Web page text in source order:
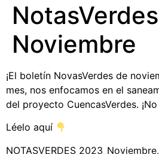
NotasVerdes
Noviembre
¡El boletín NovasVerdes de
mes, nos enfocamos en el
del proyecto CuencasVerdes.
Léelo aquí
NOTASVERDES